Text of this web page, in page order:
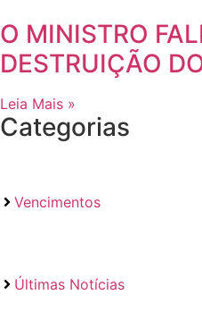
O MINISTRO
DESTRUIÇÃO
Leia Mais »
Categorias
Vencimentos
Últimas Notícias